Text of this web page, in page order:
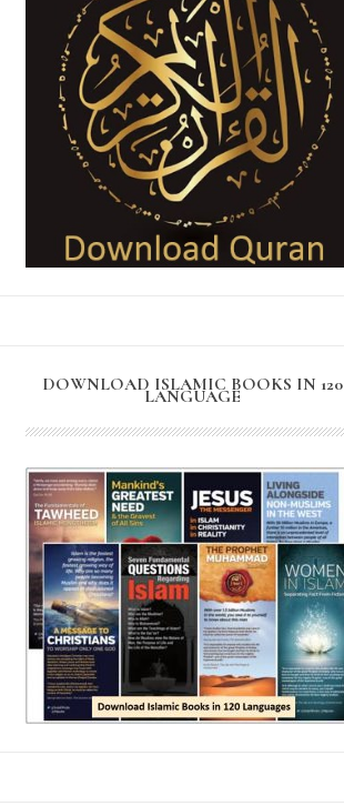
DOWNLOAD ISLAMIC BOOKS IN 120
LANGUAGE